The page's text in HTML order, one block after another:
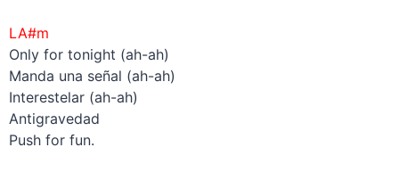
LA#m
Only for tonight (ah-ah)
Manda una señal (ah-ah)
Interestelar (ah-ah)
Antigravedad
Push for fun.